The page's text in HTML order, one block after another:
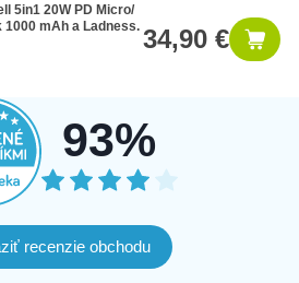
5in1 20W PD Micro/
1000 mAh a Ladness. 34,90 €
93%
recenzie obchodu